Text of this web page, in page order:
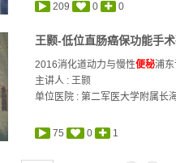
209 0 0
王颢-低位直肠癌保功能手
2016消化道动力与慢性便秘浦
主讲人 :王颢
单位医院 : 第二军医大学附属长
75 0 1